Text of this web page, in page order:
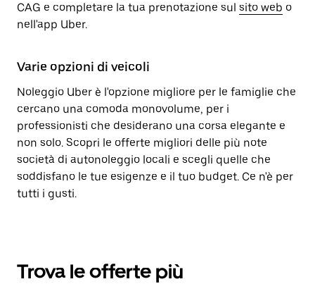
CAG e completare la tua prenotazione sul sito web o
nell'app Uber.
Varie opzioni di veicoli
Noleggio Uber è l'opzione migliore per le famiglie che
cercano una comoda monovolume, per i
professionisti che desiderano una corsa elegante e
non solo. Scopri le offerte migliori delle più note
società di autonoleggio locali e scegli quelle che
soddisfano le tue esigenze e il tuo budget. Ce n'è per
tutti i gusti.
Trova le offerte più